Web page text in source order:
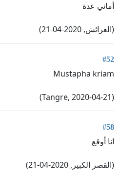
أماني عدة
(العرائش, 2020-04-21)
#52
Mustapha kriam
(Tangre, 2020-04-21)
#58
انا أوقع
(القصر الكبير, 2020-04-21)